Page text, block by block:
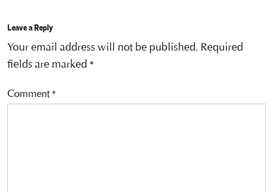
Leave a Reply
Your email address will not be published. Required
fields are marked *
Comment*